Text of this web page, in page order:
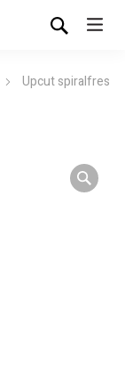
Upcut spiralfres